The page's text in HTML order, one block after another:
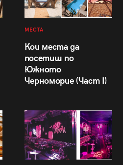
МЕСТА
Кои места да
посетиш по
Южното
Черноморие (Част I)